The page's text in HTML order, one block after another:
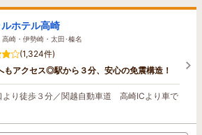
ホテル高崎
崎・伊勢崎・太田･榛名
(1,324件)
もアクセス◎駅から３分、安心の免震構造！
り徒歩３分／関越自動車道 高崎ICより車で